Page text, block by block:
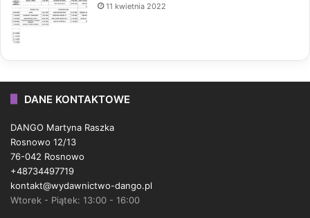
11 kwietnia 2022
DANE KONTAKTOWE
DANGO Martyna Raszka
Rosnowo 12/13
76-042 Rosnowo
+48734497719
kontakt@wydawnictwo-dango.pl
Wtorek - Piątek: 13:00 - 16:00